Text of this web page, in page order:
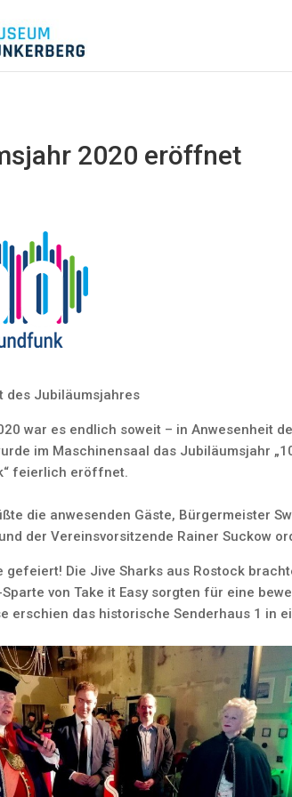
2020 eröffnet
des Jubiläumsjahres
war es endlich soweit – in Anwesenheit
im Maschinensaal das Jubiläumsjahr
feierlich eröffnet.
die anwesenden Gäste, Bürgermeister
der Vereinsvorsitzende Rainer Suckow
gefeiert! Die Jive Sharks aus Rostock
von Take it Easy sorgten für eine
erschien das historische Senderhaus 1 in